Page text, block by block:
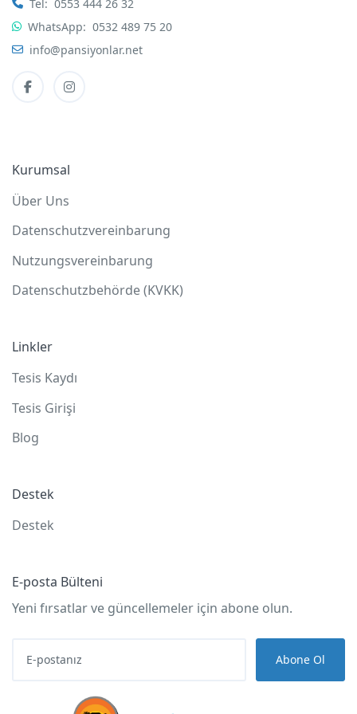
Tel: 0553 444 26 32
WhatsApp: 0532 489 75 20
info@pansiyonlar.net
Kurumsal
Über Uns
Datenschutzvereinbarung
Nutzungsvereinbarung
Datenschutzbehörde (KVKK)
Linkler
Tesis Kaydı
Tesis Girişi
Blog
Destek
Destek
E-posta Bülteni
Yeni fırsatlar ve güncellemeler için abone olun.
Abone Ol